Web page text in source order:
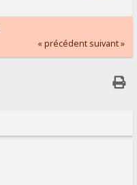
« précédent suivant »